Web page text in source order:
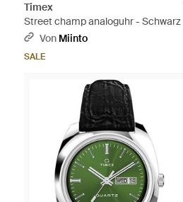
Timex
Street champ analoguhr - Schwarz
Von Miinto
SALE